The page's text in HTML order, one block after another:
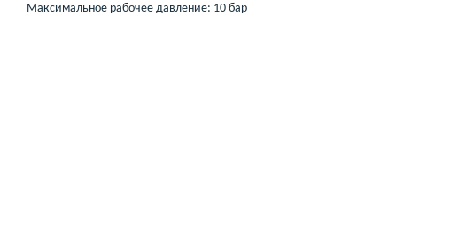
Максимальное рабочее давление: 10 бар